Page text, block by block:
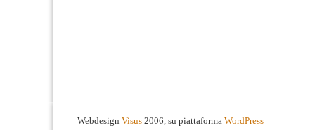
Webdesign Visus 2006, su piattaforma WordPress